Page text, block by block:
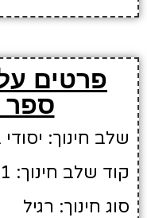
פרטים
ספר
שלב חינוך:
קוד שלב חינוך: 1
סוג חינוך: רגיל